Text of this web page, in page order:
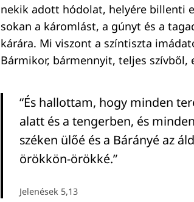
nekik adott hódolat, helyére billenti
sokan a káromlást, a gúnyt és a
kárára. Mi viszont a színtiszta
Bármikor, bármennyit, teljes szívből,
“És hallottam, hogy minden
alatt és a tengerben, és
széken ülőé és a Bárányé az
örökkön-örökké.”
Jelenések 5,13